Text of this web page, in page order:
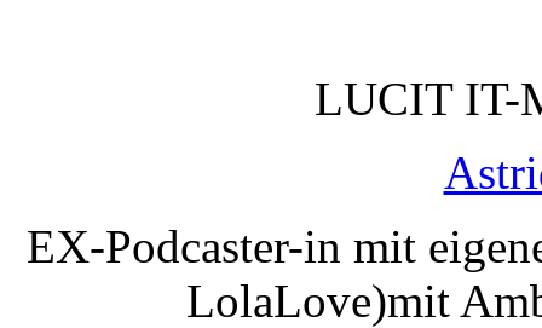
LUCIT IT-
EX-Podcaster-in mit
LolaLove)mit